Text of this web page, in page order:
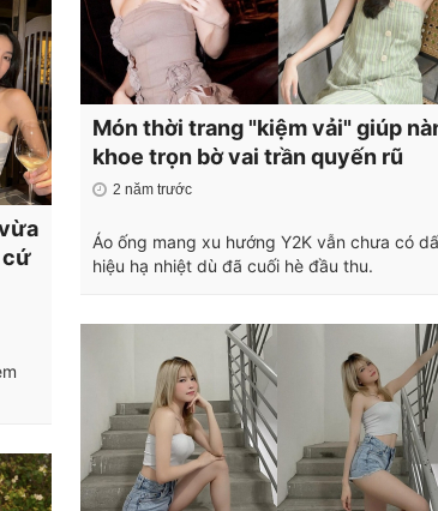
cứ
Món thời trang "kiệm vải" giúp
khoe trọn bờ vai trần quyến rũ
2 năm trước
Áo ống mang xu hướng Y2K vẫn chưa có
hiệu hạ nhiệt dù đã cuối hè đầu thu.